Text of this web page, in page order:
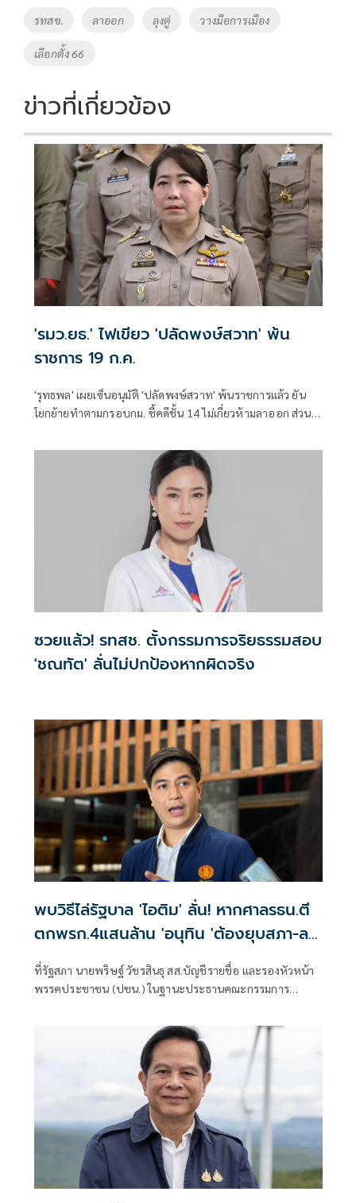
k k
รทสช. ลาออก ลุงตู่ วางมือการเมือง
เลือกตั้ง 66
ข่าวที่เกี่ยวข้อง
'รมว.ยธ.' ไฟเขียว 'ปลัดพงษ์สวาท' พ้น
ราชการ 19 ก.ค.
'รุทธพล' เผยเซ็นอนุมัติ 'ปลัดพงษ์สวาท' พ้นราชการแล้ว ยัน
โยกย้ายทำตามกรอบกม. ชี้คดีชั้น 14 ไม่เกี่ยวห้ามลาออก ส่วน
ซวยแล้ว! รทสช. ตั้งกรรมการจริยธรรมสอบ
'ชณทัต' ลั่นไม่ปกป้องหากผิดจริง
พบวิธีไล่รัฐบาล 'ไอติม' ลั่น! หากศาลรธน.ตี
ตกพรก.4แสนล้าน 'อนุทิน 'ต้องยุบสภา-ลา
ออก
ที่รัฐสภา นายพริษฐ์ วัชรสินธุ สส.บัญชีรายชื่อ และรองหัวหน้า
พรรคประชาชน (ปชน.) ในฐานะประธานคณะกรรมการ